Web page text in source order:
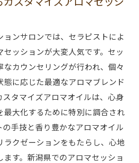
ンサロンでは、セラピストによ
ッションが大変人気です。セッ
カウンセリングが行われ、個々
態に応じた最適なアロマブレンド
スタマイズアロマオイルは、心身
最大化するために特別に調合され
の手技と香り豊かなアロマオイル
ラクゼーションをもたらし、心地
す。新潟県でのアロマセッショ